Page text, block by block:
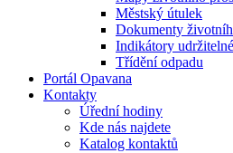
Městský útulek
Dokumenty
Indikátory
Třídění odpadu
Portál Opavana
Kontakty
Úřední hodiny
Kde nás najdete
Katalog kontaktů